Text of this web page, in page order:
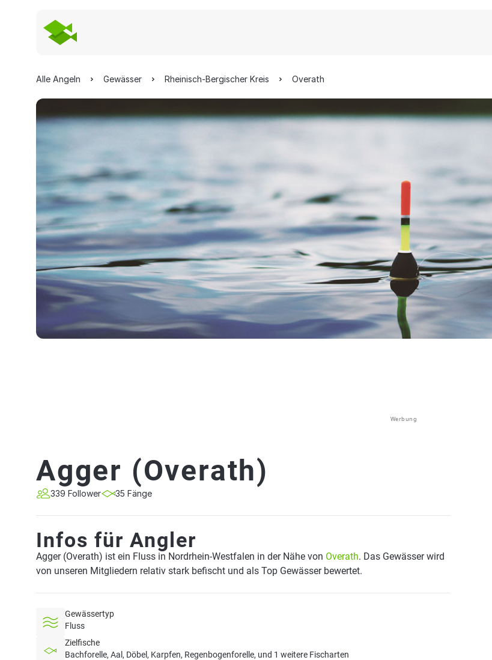
Alle Angeln Gewässer Rheinisch-Bergischer Kreis Overath
Werbung
Agger (Overath)
339 Follower 35 Fänge
Infos für Angler
Agger (Overath) ist ein Fluss in Nordrhein-Westfalen in der Nähe von Overath. Das Gewässer wird
von unseren Mitgliedern relativ stark befischt und als Top Gewässer bewertet.
Gewässertyp
Fluss
Zielfische
Bachforelle, Aal, Döbel, Karpfen, Regenbogenforelle, und 1 weitere Fischarten